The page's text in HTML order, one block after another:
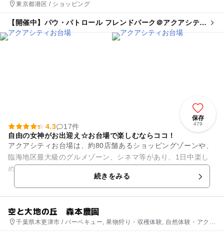
東京都港区 / ショッピング
【開催中】パウ・パトロール フレンドパーク＠アクアシティ
お台場
保存
479
4.3
17件
自由の女神がお出迎え☆お台場で楽しむならココ！
アクアシティお台場は、約80店舗あるショッピングゾーンや、
臨海地区最大級のグルメゾーン、シネマ等があり、1日中楽し
める大型複合ショッピングセンターです。迷子シールやベビー
カーの無料貸出など、パパ...続きをみる
空と大地の丘 森本農園
千葉県木更津市 / バーベキュー, 果物狩り・収穫体験, 自然体験・アクテ